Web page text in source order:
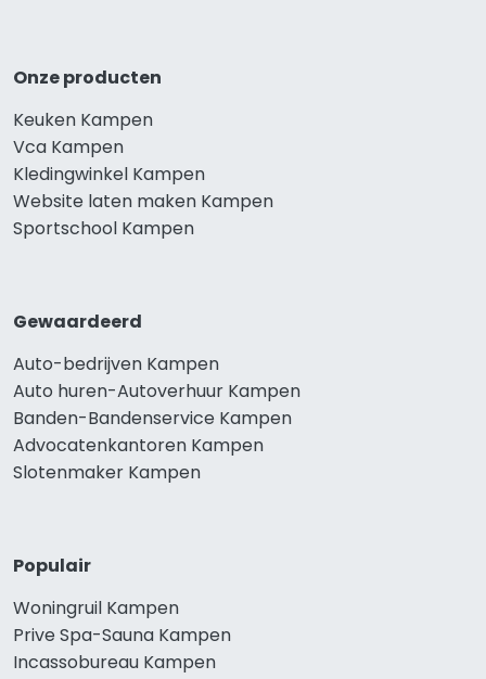
Onze producten
Keuken Kampen
Vca Kampen
Kledingwinkel Kampen
Website laten maken Kampen
Sportschool Kampen
Gewaardeerd
Auto-bedrijven Kampen
Auto huren-Autoverhuur Kampen
Banden-Bandenservice Kampen
Advocatenkantoren Kampen
Slotenmaker Kampen
Populair
Woningruil Kampen
Prive Spa-Sauna Kampen
Incassobureau Kampen